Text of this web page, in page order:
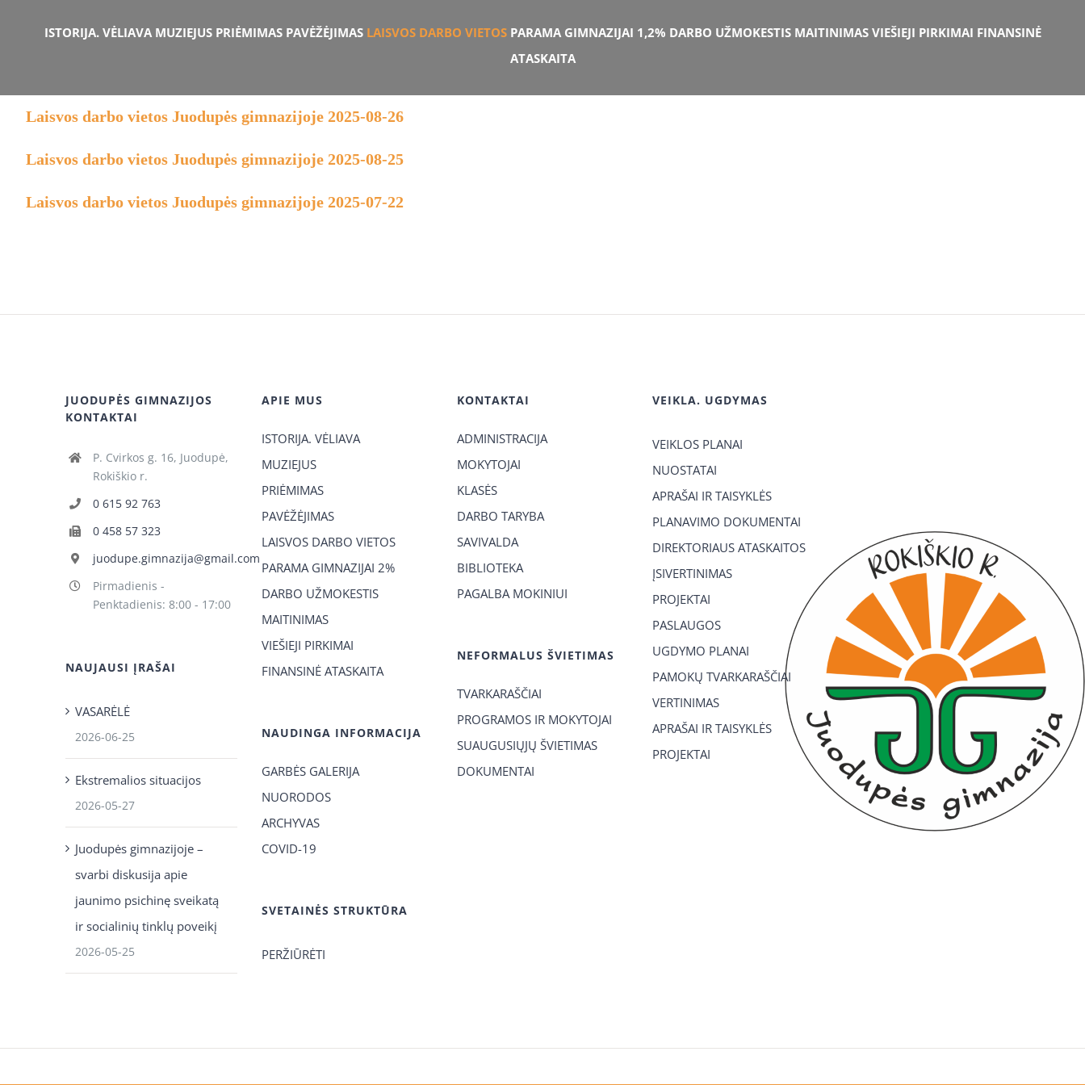
ISTORIJA. VĖLIAVA MUZIEJUS PRIĖMIMAS PAVĖŽĖJIMAS LAISVOS DARBO VIETOS PARAMA GIMNAZIJAI 1,2% DARBO UŽMOKESTIS MAITINIMAS VIEŠIEJI PIRKIMAI FINANSINĖ
ATASKAITA
Laisvos darbo vietos Juodupės gimnazijoje 2025-08-26
Laisvos darbo vietos Juodupės gimnazijoje 2025-08-25
Laisvos darbo vietos Juodupės gimnazijoje 2025-07-22
JUODUPĖS GIMNAZIJOS
KONTAKTAI
P. Cvirkos g. 16, Juodupė,
Rokiškio r.
0 615 92 763
0 458 57 323
juodupe.gimnazija@gmail.com
Pirmadienis -
Penktadienis: 8:00 - 17:00
NAUJAUSI ĮRAŠAI
VASARĖLĖ
2026-06-25
Ekstremalios situacijos
2026-05-27
Juodupės gimnazijoje –
svarbi diskusija apie
jaunimo psichinę sveikatą
ir socialinių tinklų poveikį
2026-05-25
APIE MUS
ISTORIJA. VĖLIAVA
MUZIEJUS
PRIĖMIMAS
PAVĖŽĖJIMAS
LAISVOS DARBO VIETOS
PARAMA GIMNAZIJAI 2%
DARBO UŽMOKESTIS
MAITINIMAS
VIEŠIEJI PIRKIMAI
FINANSINĖ ATASKAITA
NAUDINGA INFORMACIJA
GARBĖS GALERIJA
NUORODOS
ARCHYVAS
COVID-19
SVETAINĖS STRUKTŪRA
PERŽIŪRĖTI
KONTAKTAI
ADMINISTRACIJA
MOKYTOJAI
KLASĖS
DARBO TARYBA
SAVIVALDA
BIBLIOTEKA
PAGALBA MOKINIUI
NEFORMALUS ŠVIETIMAS
TVARKARAŠČIAI
PROGRAMOS IR MOKYTOJAI
SUAUGUSIŲJŲ ŠVIETIMAS
DOKUMENTAI
VEIKLA. UGDYMAS
VEIKLOS PLANAI
NUOSTATAI
APRAŠAI IR TAISYKLĖS
PLANAVIMO DOKUMENTAI
DIREKTORIAUS ATASKAITOS
ĮSIVERTINIMAS
PROJEKTAI
PASLAUGOS
UGDYMO PLANAI
PAMOKŲ TVARKARAŠČIAI
VERTINIMAS
APRAŠAI IR TAISYKLĖS
PROJEKTAI